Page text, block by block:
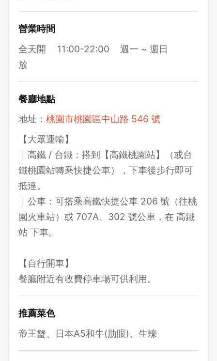
營業時間
全天開
放
11:00-22:00 週一 ~ 週日
餐廳地點
地址：桃園市桃園區中山路 546 號
【大眾運輸】
｜高鐵 / 台鐵：搭到【高鐵桃園站】（或台
鐵桃園站轉乘快捷公車），下車後步行即可
抵達。
｜公車：可搭乘高鐵快捷公車 206 號（往桃
園火車站）或 707A、302 號公車，在 高鐵
站 下車。
【自行開車】
餐廳附近有收費停車場可供利用。
推薦菜色
帝王蟹、日本A5和牛(肋眼)、生蠔